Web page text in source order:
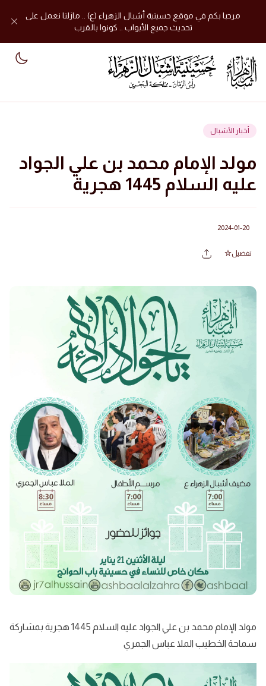
مرحبا بكم في موقع حسينية أشبال الزهراء (ع) .. مازلنا نعمل على
تحديث جميع الأبواب .. كونوا بالقرب
أخبار الأشبال
مولد الإمام محمد بن علي الجواد
عليه السلام 1445 هجرية
2024-01-20
تفضيل
مولد الإمام محمد بن علي الجواد عليه السلام 1445 هجرية بمشاركة
سماحة الخطيب الملا عباس الجمري